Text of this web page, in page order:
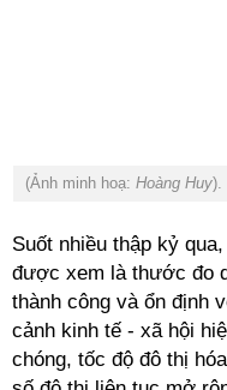
(Ảnh minh hoạ: Hoàng Huy).
Suốt nhiều thập kỷ
được xem là thước đo
thành công và ổn định
cảnh kinh tế - xã hội
chóng, tốc độ đô thị